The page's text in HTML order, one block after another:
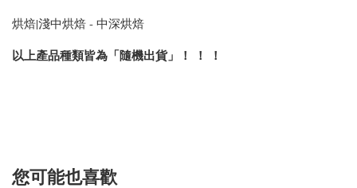
烘焙|淺中烘焙 - 中深烘焙
以上產品種類皆為「隨機出貨」！ ！ ！
您可能也喜歡